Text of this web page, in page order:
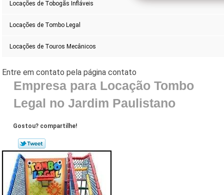
Locações de Tobogãs Infláveis
Locações de Tombo Legal
Locações de Touros Mecânicos
Empresa para Locação Tombo
Legal no Jardim Paulistano
Gostou? compartilhe!